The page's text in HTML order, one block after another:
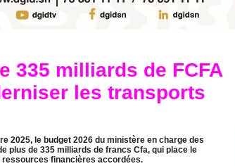
335 milliards de FCFA
les transports
2025, le budget 2026 du ministère en charge des
plus de 335 milliards de francs Cfa, qui place le
financières accordées.